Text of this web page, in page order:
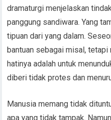
dramaturgi menjelaskan
panggung sandiwara. Yang
tipuan dari yang dalam.
bantuan sebagai misal,
hatinya adalah untuk
diberi tidak protes dan
Manusia memang tidak
apa yang tidak tampak.